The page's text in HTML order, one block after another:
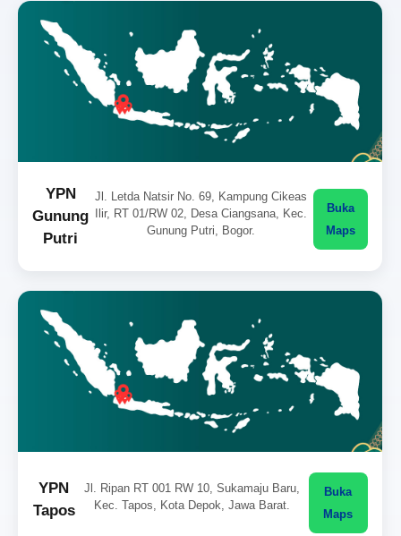
YPN
Gunung
Putri
Jl. Letda Natsir No. 69, Kampung Cikeas
Ilir, RT 01/RW 02, Desa Ciangsana, Kec.
Gunung Putri, Bogor.
Buka
Maps
YPN
Tapos
Jl. Ripan RT 001 RW 10, Sukamaju Baru,
Kec. Tapos, Kota Depok, Jawa Barat.
Buka
Maps